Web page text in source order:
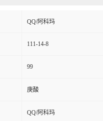
QQ/阿科玛
111-14-8
99
庚酸
QQ/阿科玛